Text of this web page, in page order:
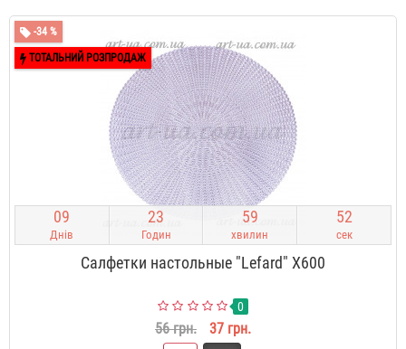
-34 %
ТОТАЛЬНИЙ РОЗПРОДАЖ
09
Днів
23
Годин
59
хвилин
51
сек
Салфетки настольные "Lefard" X600
0
56 грн. 37 грн.